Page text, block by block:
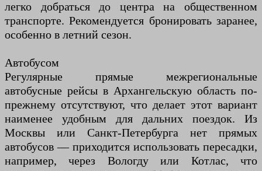
легко добраться до центра на общественном
транспорте. Рекомендуется бронировать заранее,
особенно в летний сезон.
Автобусом
Регулярные прямые межрегиональные
автобусные рейсы в Архангельскую область по-
прежнему отсутствуют, что делает этот вариант
наименее удобным для дальних поездок. Из
Москвы или Санкт-Петербурга нет прямых
автобусов — приходится использовать пересадки,
например, через Вологду или Котлас, что